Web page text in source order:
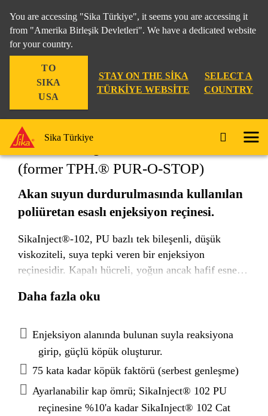
You are accessing "Sika Türkiye", it seems you are accessing it
from "Amerika Birleşik Devletleri". We have a dedicated website
for your country.
TO
SIKA
USA
STAY ON THE SIKA
TÜRKIYE WEBSITE
SELECT A
COUNTRY
Sika Türkiye
SikaInject®-102
(former TPH.® PUR-O-STOP)
Akan suyun durdurulmasında kullanılan
poliüretan esaslı enjeksiyon reçinesi.
SikaInject®-102, PU bazlı tek bileşenli, düşük
viskoziteli, suya tepki veren bir enjeksiyon
reçinesidir. Kapalı hücreli, yoğun ancak hafif esnek
Daha fazla oku
Enjeksiyon alanında bulunan suyla reaksiyona
girip, güçlü köpük oluşturur.
75 kata kadar köpük faktörü (serbest genleşme)
Ayarlanabilir kap ömrü; SikaInject® 102 PU
reçinesine %10'a kadar SikaInject® 102 Cat